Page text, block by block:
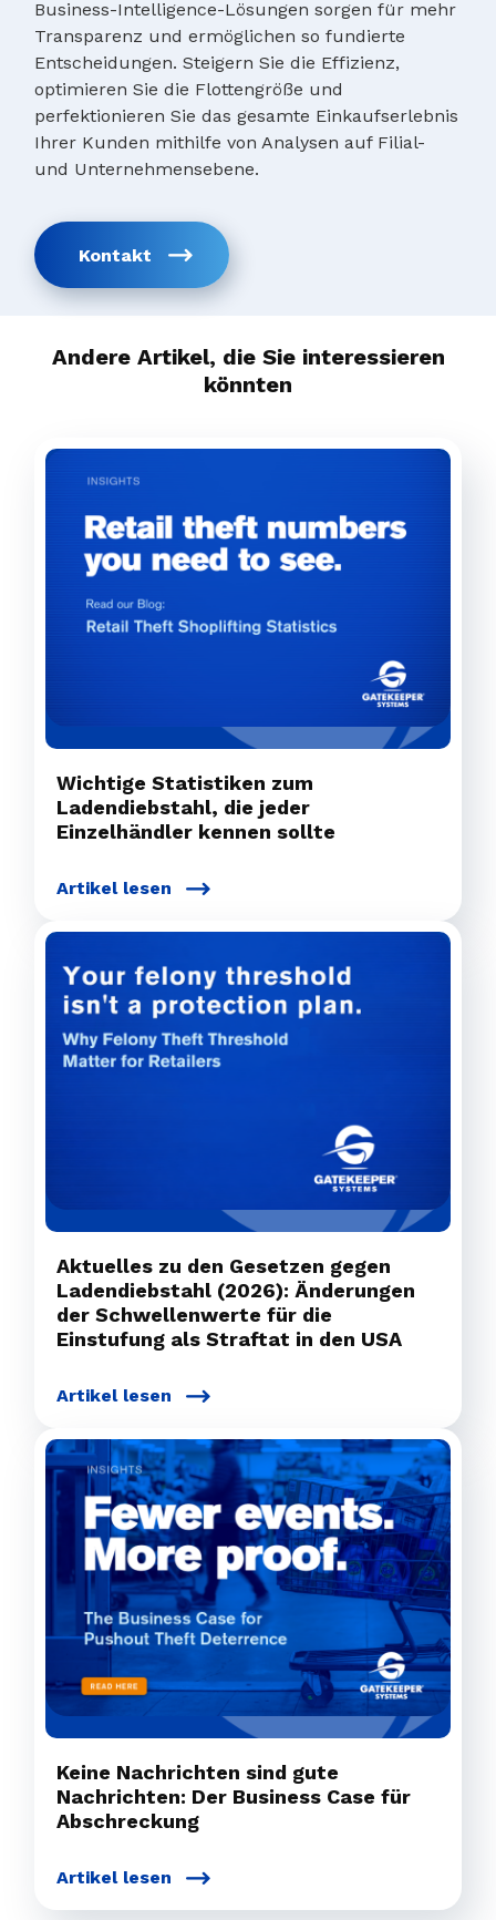
Business-Intelligence-Lösungen sorgen für mehr
Transparenz und ermöglichen so fundierte
Entscheidungen. Steigern Sie die Effizienz,
optimieren Sie die Flottengröße und
perfektionieren Sie das gesamte Einkaufserlebnis
Ihrer Kunden mithilfe von Analysen auf Filial-
und Unternehmensebene.
Kontakt
Andere Artikel, die Sie interessieren
könnten
Wichtige Statistiken zum
Ladendiebstahl, die jeder
Einzelhändler kennen sollte
Artikel lesen
Aktuelles zu den Gesetzen gegen
Ladendiebstahl (2026): Änderungen
der Schwellenwerte für die
Einstufung als Straftat in den USA
Artikel lesen
Keine Nachrichten sind gute
Nachrichten: Der Business Case für
Abschreckung
Artikel lesen